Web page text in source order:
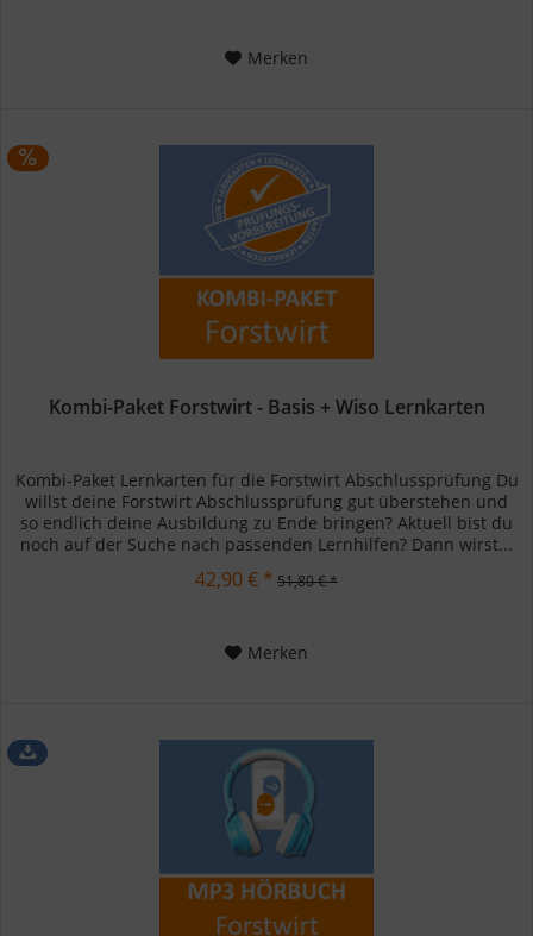
Merken
Kombi-Paket Forstwirt - Basis + Wiso Lernkarten
Kombi-Paket Lernkarten für die Forstwirt Abschlussprüfung Du
willst deine Forstwirt Abschlussprüfung gut überstehen und
so endlich deine Ausbildung zu Ende bringen? Aktuell bist du
noch auf der Suche nach passenden Lernhilfen? Dann wirst...
42,90 € * 51,80 € *
Merken